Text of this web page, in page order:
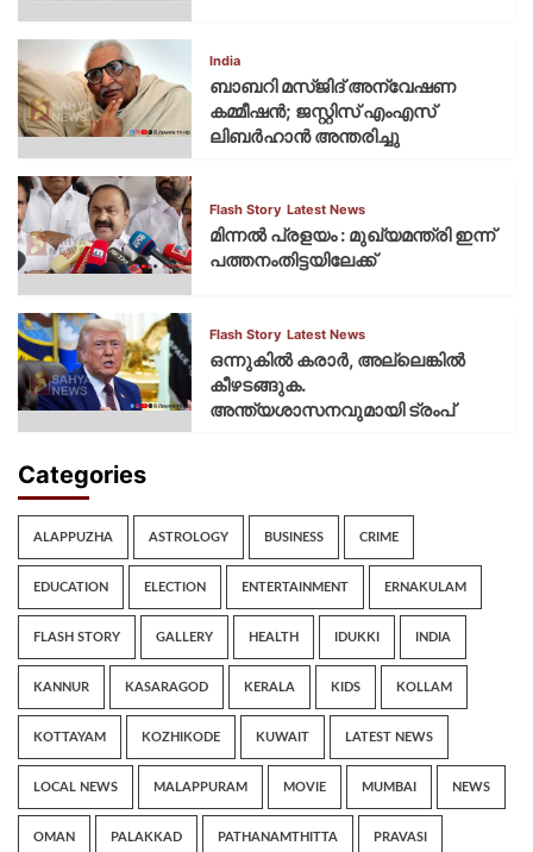
India
ബാബറി മസ്ജിദ് അന്വേഷണ
കമ്മീഷന്‍; ജസ്റ്റിസ് എംഎസ്
ലിബര്‍ഹാന്‍ അന്തരിച്ചു
Flash Story Latest News
മിന്നല്‍ പ്രളയം : മുഖ്യമന്ത്രി ഇന്ന്
പത്തനംതിട്ടയിലേക്ക്
Flash Story Latest News
ഒന്നുകില്‍ കരാര്‍, അല്ലെങ്കില്‍
കീഴടങ്ങുക.
അന്ത്യശാസനവുമായി ട്രംപ്
Categories
ALAPPUZHA ASTROLOGY BUSINESS CRIME
EDUCATION ELECTION ENTERTAINMENT ERNAKULAM
FLASH STORY GALLERY HEALTH IDUKKI INDIA
KANNUR KASARAGOD KERALA KIDS KOLLAM
KOTTAYAM KOZHIKODE KUWAIT LATEST NEWS
LOCAL NEWS MALAPPURAM MOVIE MUMBAI NEWS
OMAN PALAKKAD PATHANAMTHITTA PRAVASI